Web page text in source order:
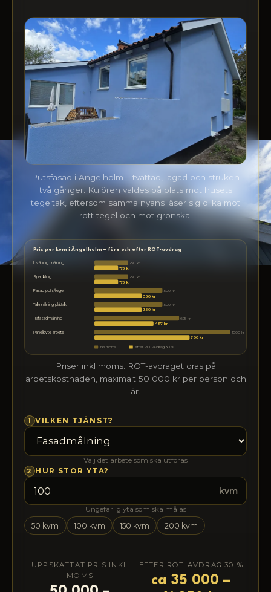
Putsfasad i Ängelholm – tvättad, lagad och struken
två gånger. Kulören valdes på plats mot husets
tegeltak, eftersom samma nyans läser sig olika mot
rött tegel och mot grönska.
Pris per kvm i Ängelholm – före och efter ROT-avdrag
Invändig målning
250 kr
175 kr
Spackling
250 kr
175 kr
Fasad puts/tegel
500 kr
350 kr
Takmålning plåttak
500 kr
350 kr
Träfasadmålning
625 kr
437 kr
Panelbyte arbete
1000 kr
700 kr
inkl moms
efter ROT-avdrag 30 %
Priser inkl moms. ROT-avdraget dras på
arbetskostnaden, maximalt 50 000 kr per person och
år.
1 VILKEN TJÄNST?
Välj det arbete som ska utföras
2
HUR STOR YTA?
kvm
Ungefärlig yta som ska målas
50 kvm 100 kvm 150 kvm 200 kvm
UPPSKATTAT PRIS INKL
MOMS
EFTER ROT-AVDRAG 30 %
ca 35 000 –